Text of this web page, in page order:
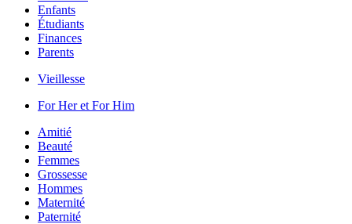
Enfants
Étudiants
Finances
Parents
Vieillesse
For Her et For Him
Amitié
Beauté
Femmes
Grossesse
Hommes
Maternité
Paternité